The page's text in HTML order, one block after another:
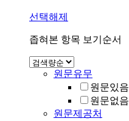
선택해제
좁혀본 항목 보기순서
원문유무
원문있음
원문없음
원문제공처